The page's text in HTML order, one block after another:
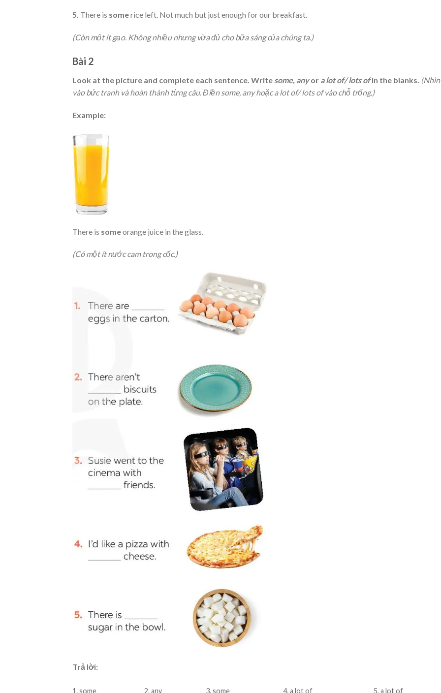
5. There is somerice left. Not much but just enough for our breakfast.
(Còn một ít gạo. Không nhiều nhưng vừa đủ cho bữa sáng của chúng ta.)
Bài 2
Look at the picture and complete each sentence. Write some, anyor a lot of/ lots ofin the blanks. (Nhìn
vào bức tranh và hoàn thành từng câu. Điền some, any hoặc a lot of/ lots of vào chỗ trống.)
Example:
There is someorange juice in the glass.
(Có một ít nước cam trong cốc.)
Trả lời:
1. some 2. any 3. some 4. a lot of 5. a lot of